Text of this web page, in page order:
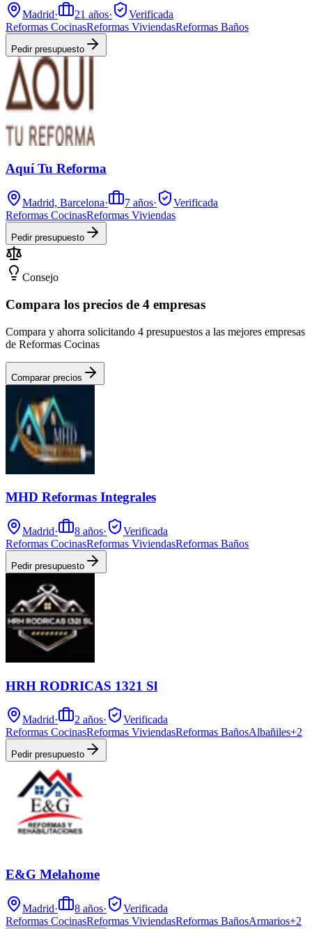
Madrid· 21 años·
Verificada
Reformas CocinasReformas ViviendasReformas Baños
Pedir presupuesto
Aquí Tu Reforma
Madrid, Barcelona· 7 años·
Verificada
Reformas CocinasReformas Viviendas
Pedir presupuesto
Consejo
Compara los precios de 4 empresas
Compara y ahorra solicitando 4 presupuestos a las mejores empresas
de Reformas Cocinas
Comparar precios
MHD Reformas Integrales
Madrid· 8 años·
Verificada
Reformas CocinasReformas ViviendasReformas Baños
Pedir presupuesto
HRH RODRICAS 1321 Sl
Madrid· 2 años·
Verificada
Reformas CocinasReformas ViviendasReformas BañosAlbañiles+2
Pedir presupuesto
E&G Melahome
Madrid· 8 años·
Verificada
Reformas CocinasReformas ViviendasReformas BañosArmarios+2